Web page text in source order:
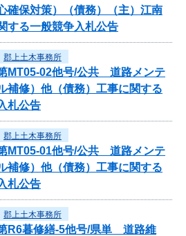
確保対策）（債務）（主）江南
する一般競争入札公告
郡上土木事務所
MT05-02他号/公共 道路メンテ
補修）他（債務）工事に関する
札公告
郡上土木事務所
MT05-01他号/公共 道路メンテ
補修）他（債務）工事に関する
札公告
郡上土木事務所
R6暮修繕-5他号/県単 道路維